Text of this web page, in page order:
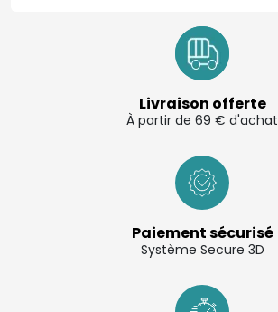
Livraison offerte
À partir de 69 € d'achat
Paiement sécurisé
Système Secure 3D